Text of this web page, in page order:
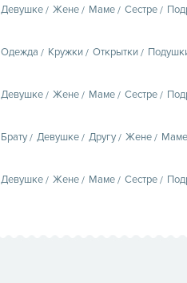
Девушке Жене Маме Сестре
Одежда Кружки Открытки
Девушке Жене Маме Сестре
Брату Девушке Другу Жене Маме
Девушке Жене Маме Сестре